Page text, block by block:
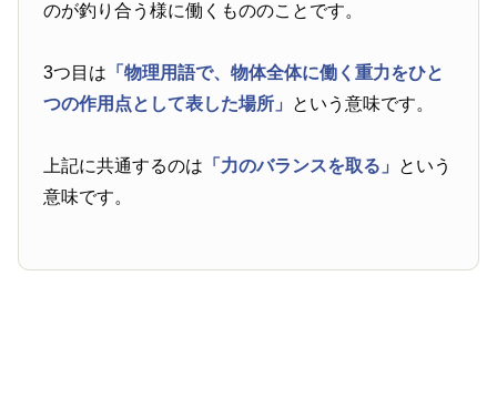
のが釣り合う様に働くもののことです。
3つ目は 「物理用語で、物体全体に働く重力をひと
つの作用点として表した場所」 という意味です。
上記に共通するのは 「力のバランスを取る」 という
意味です。